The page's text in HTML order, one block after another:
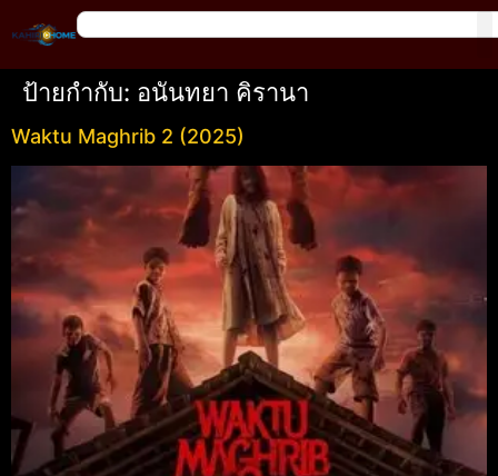
ป้ายกำกับ: อนันทยา คิรานา
Waktu Maghrib 2 (2025)